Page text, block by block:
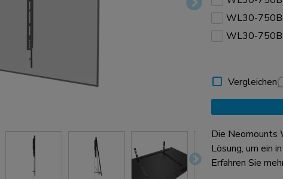
WL30-
WL30-
Vergleichen
Die
Lösung, um ein
einer
Erfahren Sie